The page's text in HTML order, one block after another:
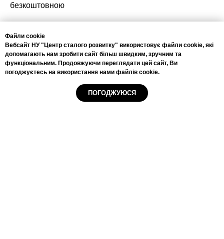
Файли cookie
Вебсайт НУ "Центр сталого розвитку" використовує файли cookie, які
допомагають нам зробити сайт більш швидким, зручним та
функціональним. Продовжуючи переглядати цей сайт, Ви
погоджуєтесь на використання нами файлів cookie.
ПОГОДЖУЮСЯ
безкоштовною
+38(044)222-5889
+38(067)333-4556
info@csr.com.ua